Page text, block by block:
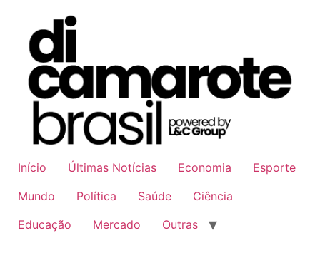
conteúdo
Início Últimas Notícias Economia
Esporte
Mundo
Política Saúde
Ciência
Educação
Mercado Outras